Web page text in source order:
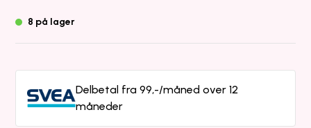
8 på lager
Delbetal fra 99,-/måned over 12
måneder